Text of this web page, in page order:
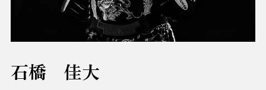
石橋 佳大